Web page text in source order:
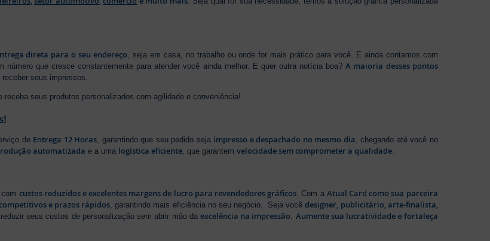
direta para o seu endereço, seja em casa, no trabalho ou onde for mais prático para você. E ainda contamos com
número que cresce constantemente para atender você ainda melhor. E quer outra notícia boa?A maioria desses pontos
seus impressos.
seus produtos personalizados com agilidade e conveniência!
de Entrega 12 Horas , garantindo que seu pedido seja impresso e despachado no mesmo dia , chegando até você no
automatizada e a uma logística eficiente , que garantemvelocidade sem comprometer a qualidade
custos reduzidos e excelentes margens de lucro para revendedores gráficos. Com a Atual Card como sua parceira
e prazos rápidos, garantindo mais eficiência no seu negócio. Seja vocêdesigner, publicitário, arte-finalista,
seus custos de personalização sem abrir mão daexcelência na impressão. Aumente sua lucratividade e fortaleça